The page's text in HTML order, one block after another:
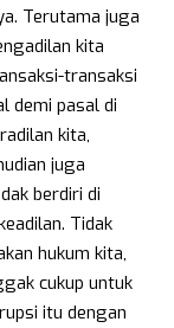
Terutama juga
kita
transaksi
demi pasal di
kita,
juga
berdiri di
Tidak
hukum kita,
cukup untuk
itu dengan